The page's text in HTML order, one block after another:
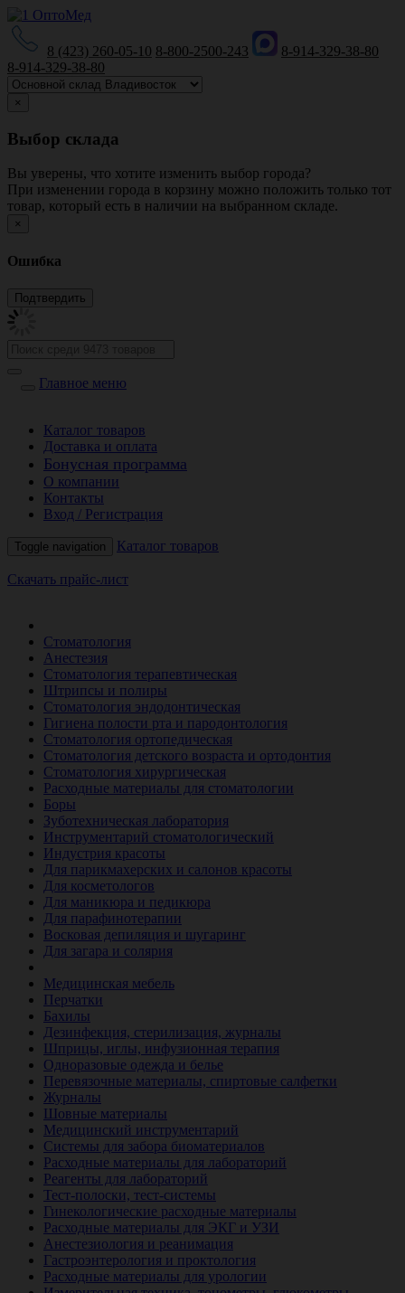
8 (423) 260-05-10 8-800-2500-243
8-914-329-38-80
8-914-329-38-80
×
Выбор склада
Вы уверены, что хотите изменить выбор города?
При изменении города в корзину можно положить только тот
товар, который есть в наличии на выбранном складе.
×
Ошибка
Главное меню
Каталог товаров
Доставка и оплата
Бонусная программа
О компании
Контакты
Вход / Регистрация
Toggle navigation Каталог товаров
Скачать прайс-лист
Стоматология
Анестезия
Стоматология терапевтическая
Штрипсы и полиры
Стоматология эндодонтическая
Гигиена полости рта и пародонтология
Стоматология ортопедическая
Стоматология детского возраста и ортодонтия
Стоматология хирургическая
Расходные материалы для стоматологии
Боры
Зуботехническая лаборатория
Инструментарий стоматологический
Индустрия красоты
Для парикмахерских и салонов красоты
Для косметологов
Для маникюра и педикюра
Для парафинотерапии
Восковая депиляция и шугаринг
Для загара и солярия
Медицинская мебель
Перчатки
Бахилы
Дезинфекция, стерилизация, журналы
Шприцы, иглы, инфузионная терапия
Одноразовые одежда и белье
Перевязочные материалы, спиртовые салфетки
Журналы
Шовные материалы
Медицинский инструментарий
Системы для забора биоматериалов
Расходные материалы для лабораторий
Реагенты для лабораторий
Тест-полоски, тест-системы
Гинекологические расходные материалы
Расходные материалы для ЭКГ и УЗИ
Анестезиология и реанимация
Гастроэнтерология и проктология
Расходные материалы для урологии